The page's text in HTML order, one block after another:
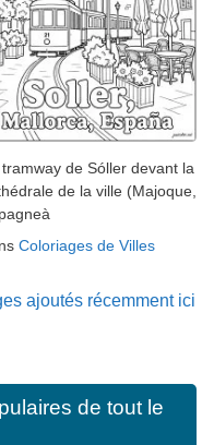
de Sóller devant la
de la ville (Majoque,
Coloriages de Villes
ajoutés récemment ici
de tout le